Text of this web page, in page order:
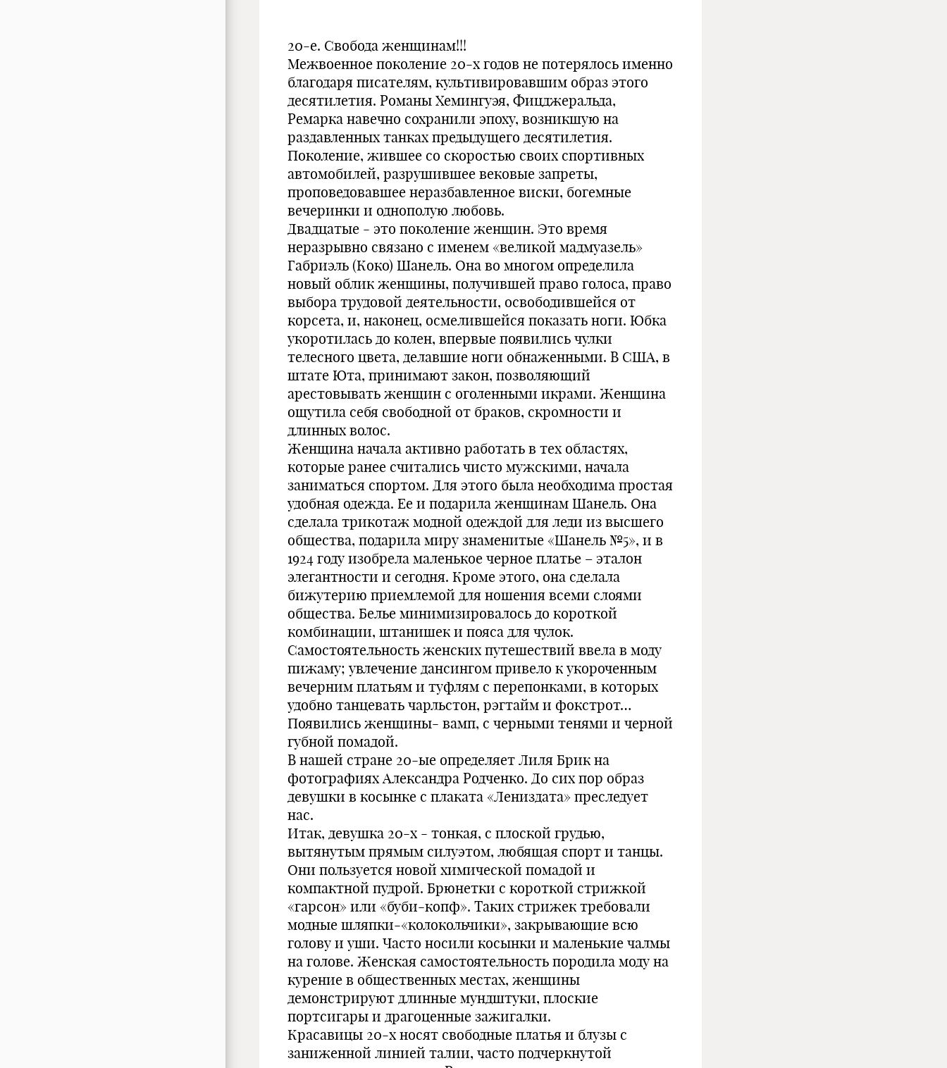
20-е. Свобода женщинам!!!
Межвоенное поколение 20-х годов не потерялось именно
благодаря писателям, культивировавшим образ этого
десятилетия. Романы Хемингуэя, Фицджеральда,
Ремарка навечно сохранили эпоху, возникшую на
раздавленных танках предыдущего десятилетия.
Поколение, жившее со скоростью своих спортивных
автомобилей, разрушившее вековые запреты,
проповедовавшее неразбавленное виски, богемные
вечеринки и однополую любовь.
Двадцатые - это поколение женщин. Это время
неразрывно связано с именем «великой мадмуазель»
Габриэль (Коко) Шанель. Она во многом определила
новый облик женщины, получившей право голоса, право
выбора трудовой деятельности, освободившейся от
корсета, и, наконец, осмелившейся показать ноги. Юбка
укоротилась до колен, впервые появились чулки
телесного цвета, делавшие ноги обнаженными. В США, в
штате Юта, принимают закон, позволяющий
арестовывать женщин с оголенными икрами. Женщина
ощутила себя свободной от браков, скромности и
длинных волос.
Женщина начала активно работать в тех областях,
которые ранее считались чисто мужскими, начала
заниматься спортом. Для этого была необходима простая
удобная одежда. Ее и подарила женщинам Шанель. Она
сделала трикотаж модной одеждой для леди из высшего
общества, подарила миру знаменитые «Шанель №5», и в
1924 году изобрела маленькое черное платье – эталон
элегантности и сегодня. Кроме этого, она сделала
бижутерию приемлемой для ношения всеми слоями
общества. Белье минимизировалось до короткой
комбинации, штанишек и пояса для чулок.
Самостоятельность женских путешествий ввела в моду
пижаму; увлечение дансингом привело к укороченным
вечерним платьям и туфлям с перепонками, в которых
удобно танцевать чарльстон, рэгтайм и фокстрот…
Появились женщины- вамп, с черными тенями и черной
губной помадой.
В нашей стране 20-ые определяет Лиля Брик на
фотографиях Александра Родченко. До сих пор образ
девушки в косынке с плаката «Лениздата» преследует
нас.
Итак, девушка 20-х - тонкая, с плоской грудью,
вытянутым прямым силуэтом, любящая спорт и танцы.
Они пользуется новой химической помадой и
компактной пудрой. Брюнетки с короткой стрижкой
«гарсон» или «буби-копф». Таких стрижек требовали
модные шляпки-«колокольчики», закрывающие всю
голову и уши. Часто носили косынки и маленькие чалмы
на голове. Женская самостоятельность породила моду на
курение в общественных местах, женщины
демонстрируют длинные мундштуки, плоские
портсигары и драгоценные зажигалки.
Красавицы 20-х носят свободные платья и блузы с
заниженной линией талии, часто подчеркнутой